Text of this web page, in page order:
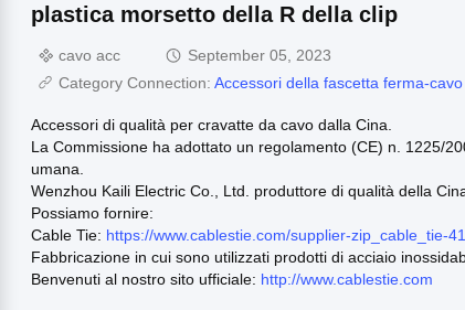
plastica morsetto della R della clip
cavo acc
September 05, 2023
Category Connection: Accessori della fascetta ferma-cavo
Accessori di qualità per cravatte da cavo dalla Cina.
La Commissione ha adottato un regolamento (CE) n. 1225/
umana.
Wenzhou Kaili Electric Co., Ltd. produttore di qualità della
Possiamo fornire:
Cable Tie: https://www.cablestie.com/supplier-zip_cable_tie-
Fabbricazione in cui sono utilizzati prodotti di acciaio
Benvenuti al nostro sito ufficiale: http://www.cablestie.com